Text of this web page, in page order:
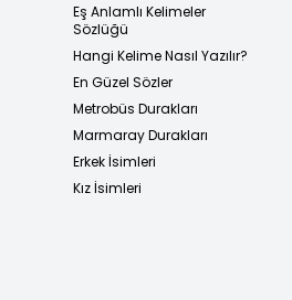
Eş Anlamlı Kelimeler
Sözlüğü
Hangi Kelime Nasıl Yazılır?
En Güzel Sözler
Metrobüs Durakları
Marmaray Durakları
Erkek İsimleri
Kız İsimleri